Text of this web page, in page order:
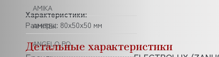
AMIKA
AMITEK
ANGELO PO
Характеристики:
Размеры: 80x50x50 мм
Детальные характеристики